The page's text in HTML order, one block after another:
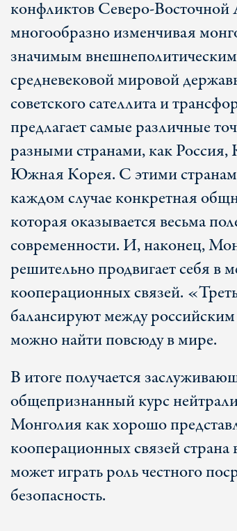
конфликтов Северо-Восточной
многообразно изменчивая
значимым
средневековой мировой
советского сателлита и
предлагает самые различные
разными странами, как
Южная Корея. С этими
каждом случае конкретная
которая оказывается весьма
современности. И, наконец,
решительно продвигает себя в
кооперационных связей.
балансируют между
можно найти повсюду в мире.
В итоге получается
общепризнанный курс
Монголия как хорошо
кооперационных связей
может играть роль честного
безопасность.